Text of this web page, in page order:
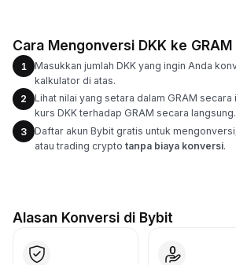
Cara Mengonversi DKK ke
1
Masukkan jumlah DKK yang ingin Anda
kalkulator di atas.
2
Lihat nilai yang setara dalam GRAM
kurs DKK terhadap GRAM secara langsung.
3
Daftar akun Bybit gratis untuk
atau trading crypto tanpa biaya konversi.
Alasan Konversi di Bybit